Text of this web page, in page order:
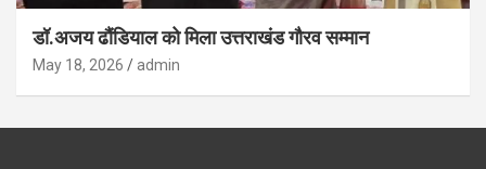
डॉ.अजय ढौंडियाल को मिला उत्तराखंड गौरव सम्मान
May 18, 2026 admin